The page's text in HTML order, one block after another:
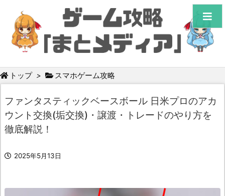
トップ > スマホゲーム攻略
ファンタスティックベースボール 日米プロのアカ
ウント交換(垢交換)・譲渡・トレードのやり方を
徹底解説！
2025年5月13日